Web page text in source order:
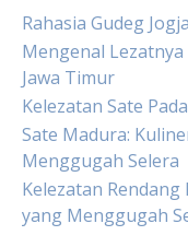
Rahasia Gudeg
Mengenal
Jawa Timur
Kelezatan Sate
Sate Madura:
Menggugah Selera
Kelezatan
yang Menggugah